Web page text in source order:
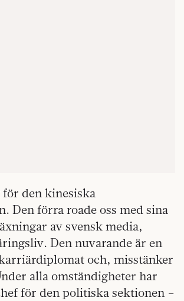
för den kinesiska
Den förra roade oss med sina
av svensk media,
Den nuvarande är en
och, misstänker
alla omständigheter har
för den politiska sektionen –